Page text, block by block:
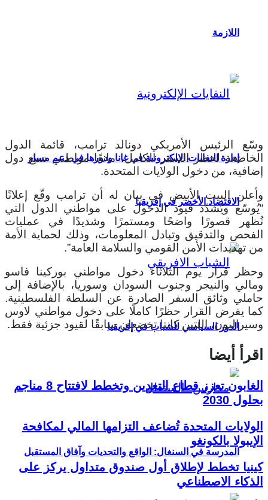
اللازمة
إدارة النفايات الإلكترونية في غانا ودورها في دعم مسار
الاقتصاد الأخضر في إفريقيا
الدور السياسي للشباب في إفريقيا
المدرسة في السنغال: الواقع والتحديات وآفاق المستقبل
وسّع الرئيس الأمريكي دونالد ترامب، قائمة الدول
الخاضعة لحظر السفر الكامل، مانعًا مواطني سبع دول
إضافية، من دخول الولايات المتحدة.
وأعلن البيت الأبيض في بيان له أن ترامب وقّع إعلانًا
“يُوسّع ويُشدّد قيود الدخول على مواطني الدول التي
تُظهر قصورًا واضحًا ومستمرًا وشديدًا في عمليات
الفحص والتدقيق وتبادل المعلومات، وذلك لحماية الأمة
من تهديدات الأمن القومي والسلامة العامة”.
وحظر قرار يوم الثلاثاء دخول مواطني بوركينا فاسو
ومالي والنيجر وجنوب السودان وسوريا، بالإضافة إلى
حاملي وثائق السفر الصادرة عن السلطة الفلسطينية.
كما يفرض القرار حظرًا كاملًا على دخول مواطني لاوس
وسيراليون، اللتين كانتا تخضعان سابقًا لقيود جزئية فقط.
اقرأ أيضا
الغابون تعزز قطاع التعدين وتخطط لافتتاح 8 مناجم
بحلول 2030
الولايات المتحدة تُضاعف التزامها المالي لمكافحة
الإيبولا بالكونغو
كينيا تخطط لإطلاق أول صندوق متداول يركز على
الذكاء الاصطناعي